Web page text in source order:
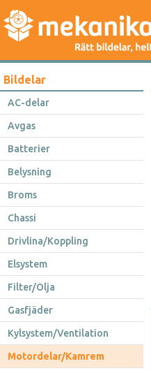
Bildelar
AC-delar
Avgas
Batterier
Belysning
Broms
Chassi
Drivlina/Koppling
Elsystem
Filter/Olja
Gasfjäder
Kylsystem/Ventilation
Motordelar/Kamrem